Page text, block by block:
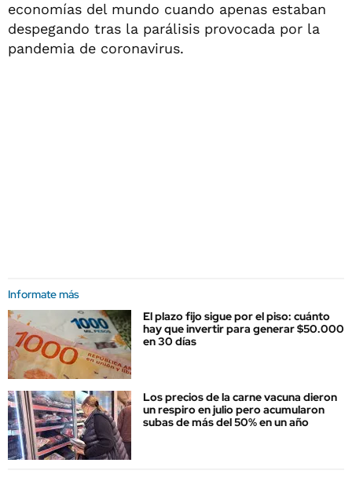
economías del mundo cuando apenas estaban
despegando tras la parálisis provocada por la
pandemia de coronavirus.
Informate más
El plazo fijo sigue por el piso: cuánto
hay que invertir para generar $50.000
en 30 días
Los precios de la carne vacuna dieron
un respiro en julio pero acumularon
subas de más del 50% en un año